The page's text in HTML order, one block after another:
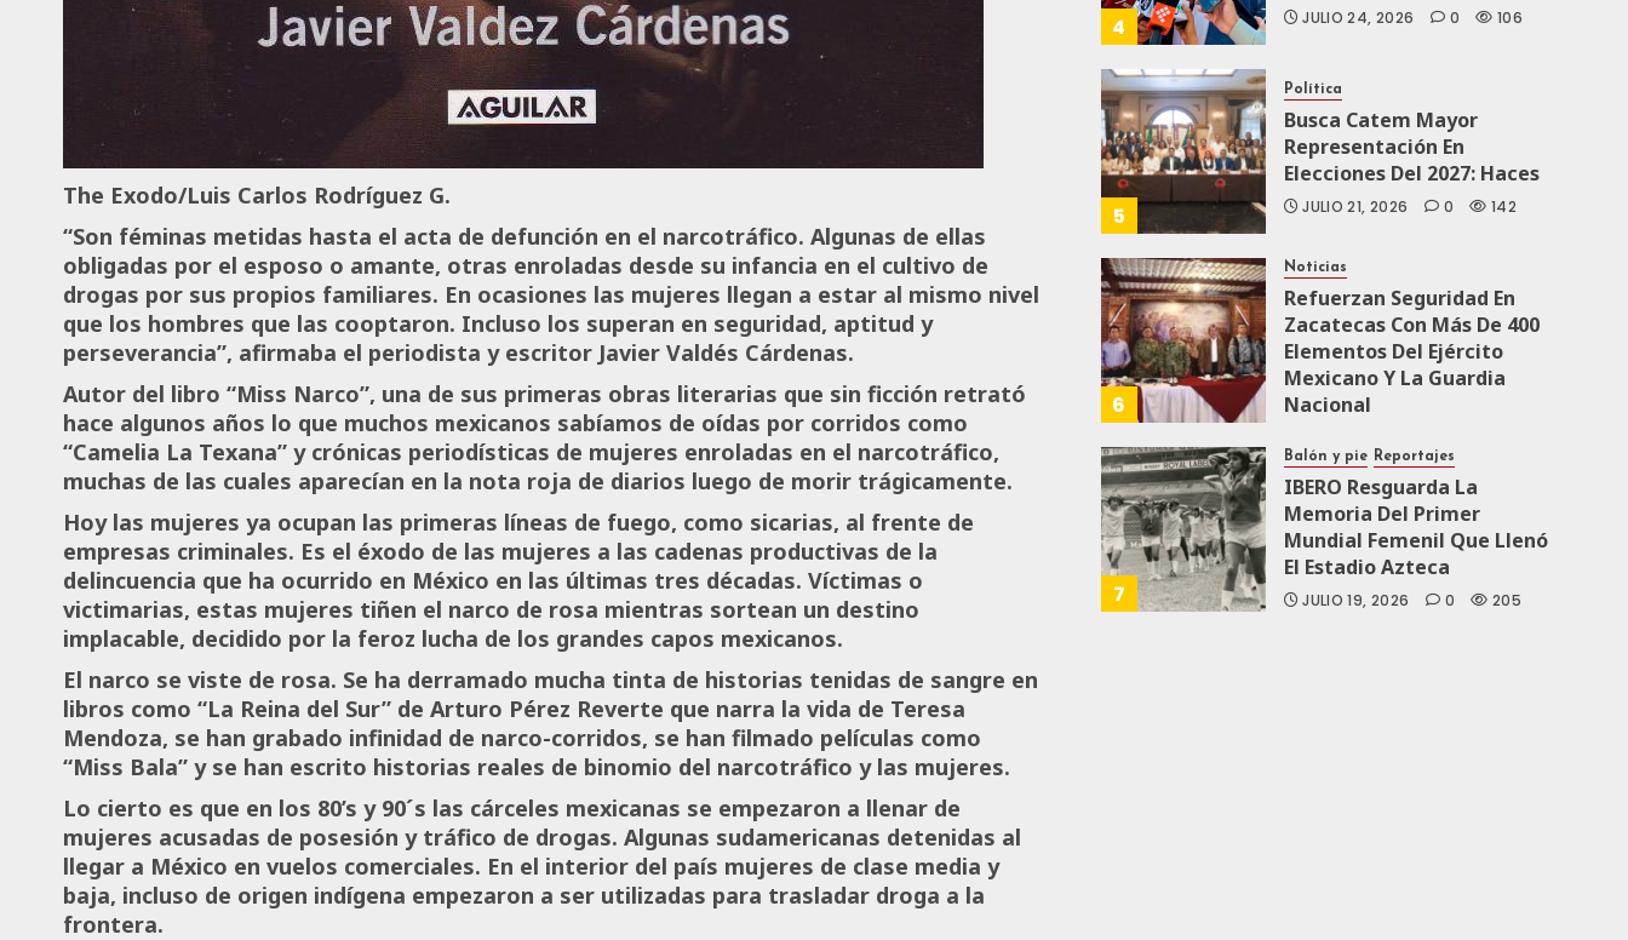
The Exodo/Luis Carlos Rodríguez G.
“Son féminas metidas hasta el acta de defunción en el narcotráfico. Algunas de ellas
obligadas por el esposo o amante, otras enroladas desde su infancia en el cultivo de
drogas por sus propios familiares. En ocasiones las mujeres llegan a estar al mismo nivel
que los hombres que las cooptaron. Incluso los superan en seguridad, aptitud y
perseverancia”, afirmaba el periodista y escritor Javier Valdés Cárdenas.
Autor del libro “Miss Narco”, una de sus primeras obras literarias que sin ficción retrató
hace algunos años lo que muchos mexicanos sabíamos de oídas por corridos como
“Camelia La Texana” y crónicas periodísticas de mujeres enroladas en el narcotráfico,
muchas de las cuales aparecían en la nota roja de diarios luego de morir trágicamente.
Hoy las mujeres ya ocupan las primeras líneas de fuego, como sicarias, al frente de
empresas criminales. Es el éxodo de las mujeres a las cadenas productivas de la
delincuencia que ha ocurrido en México en las últimas tres décadas. Víctimas o
victimarias, estas mujeres tiñen el narco de rosa mientras sortean un destino
implacable, decidido por la feroz lucha de los grandes capos mexicanos.
El narco se viste de rosa. Se ha derramado mucha tinta de historias tenidas de sangre en
libros como “La Reina del Sur” de Arturo Pérez Reverte que narra la vida de Teresa
Mendoza, se han grabado infinidad de narco-corridos, se han filmado películas como
“Miss Bala” y se han escrito historias reales de binomio del narcotráfico y las mujeres.
Lo cierto es que en los 80’s y 90´s las cárceles mexicanas se empezaron a llenar de
mujeres acusadas de posesión y tráfico de drogas. Algunas sudamericanas detenidas al
llegar a México en vuelos comerciales. En el interior del país mujeres de clase media y
baja, incluso de origen indígena empezaron a ser utilizadas para trasladar droga a la
frontera.
4 JULIO 24, 2026 0 106
5
Política
Busca Catem Mayor
Representación En
Elecciones Del 2027: Haces
JULIO 21, 2026 0 142
6
Noticias
Refuerzan Seguridad En
Zacatecas Con Más De 400
Elementos Del Ejército
Mexicano Y La Guardia
Nacional
7
Balón y pie Reportajes
IBERO Resguarda La
Memoria Del Primer
Mundial Femenil Que Llenó
El Estadio Azteca
JULIO 19, 2026 0 205